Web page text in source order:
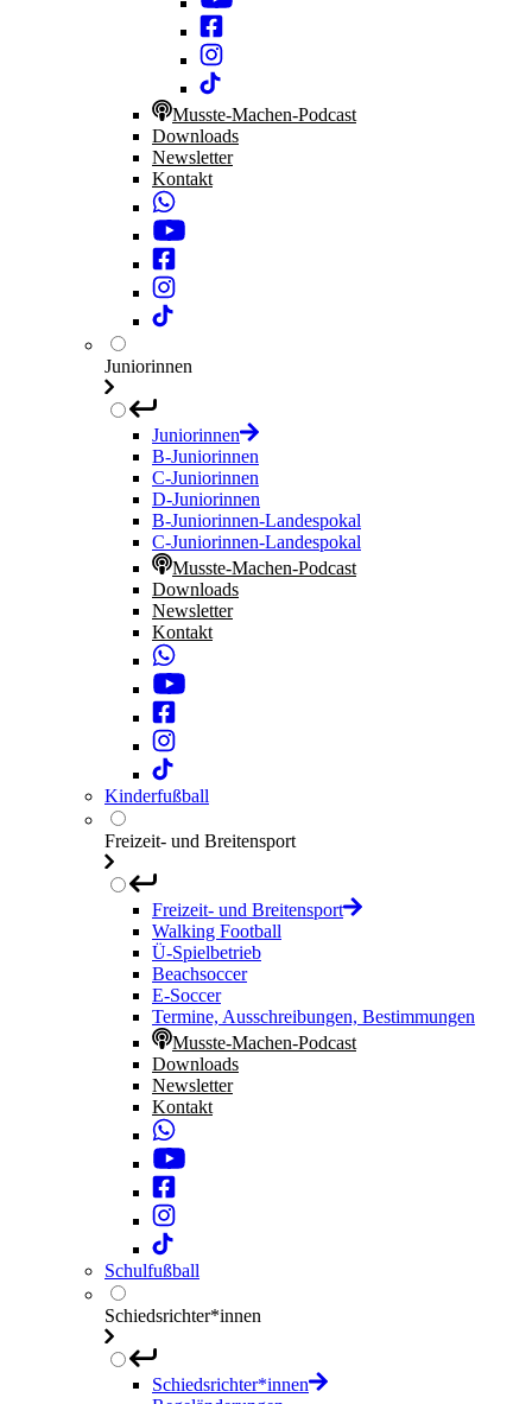
Musste-Machen-Podcast
Downloads
Newsletter
Kontakt
Juniorinnen
Juniorinnen
B-Juniorinnen
C-Juniorinnen
D-Juniorinnen
B-Juniorinnen-Landespokal
C-Juniorinnen-Landespokal
Musste-Machen-Podcast
Downloads
Newsletter
Kontakt
Kinderfußball
Freizeit- und Breitensport
Freizeit- und Breitensport
Walking Football
Ü-Spielbetrieb
Beachsoccer
E-Soccer
Termine, Ausschreibungen, Bestimmungen
Musste-Machen-Podcast
Downloads
Newsletter
Kontakt
Schulfußball
Schiedsrichter*innen
Schiedsrichter*innen